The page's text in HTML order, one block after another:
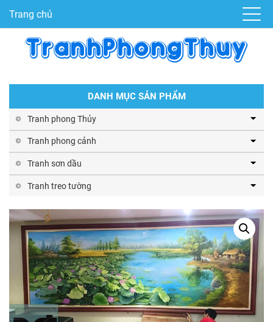
Trang chủ
DANH MỤC SẢN PHẨM
Tranh phong Thủy
Tranh phong cảnh
Tranh sơn dầu
Tranh treo tường